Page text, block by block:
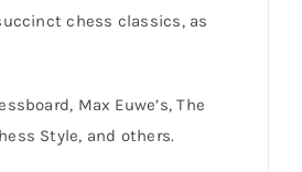
chess classics, as
Max Euwe’s, The
Style, and others.